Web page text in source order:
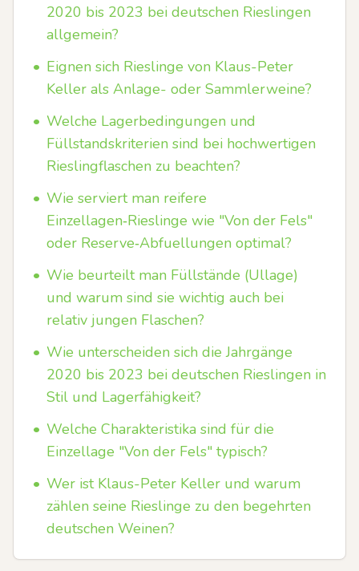
2020 bis 2023 bei deutschen Rieslingen
allgemein?
• Eignen sich Rieslinge von Klaus-Peter
Keller als Anlage- oder Sammlerweine?
• Welche Lagerbedingungen und
Füllstandskriterien sind bei hochwertigen
Rieslingflaschen zu beachten?
• Wie serviert man reifere
Einzellagen‑Rieslinge wie "Von der Fels"
oder Reserve‑Abfuellungen optimal?
• Wie beurteilt man Füllstände (Ullage)
und warum sind sie wichtig auch bei
relativ jungen Flaschen?
• Wie unterscheiden sich die Jahrgänge
2020 bis 2023 bei deutschen Rieslingen in
Stil und Lagerfähigkeit?
• Welche Charakteristika sind für die
Einzellage "Von der Fels" typisch?
• Wer ist Klaus-Peter Keller und warum
zählen seine Rieslinge zu den begehrten
deutschen Weinen?